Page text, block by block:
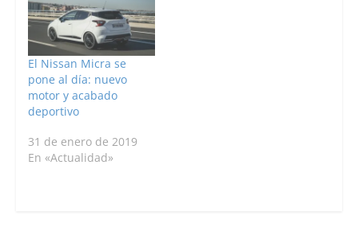
El Nissan Micra se
pone al día: nuevo
motor y acabado
deportivo
31 de enero de 2019
En «Actualidad»